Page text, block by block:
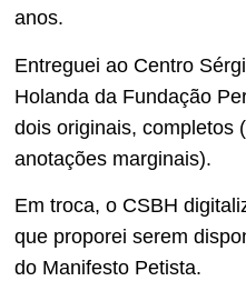
anos.
Entreguei ao Centro
Holanda da Fundação
dois originais, completos
anotações marginais).
Em troca, o CSBH
que proporei serem
do Manifesto Petista.